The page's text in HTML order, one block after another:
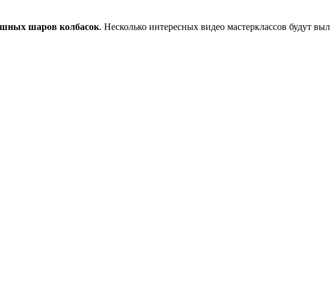
шаров колбасок. Несколько интересных видео мастерклассов будут